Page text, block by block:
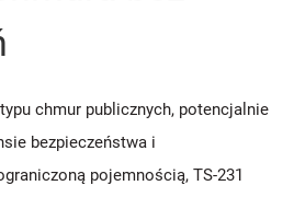
chmur publicznych, potencjalnie
bezpieczeństwa i
pojemnością, TS-231